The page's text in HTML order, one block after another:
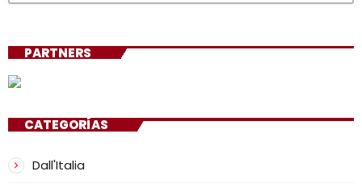
PARTNERS
CATEGORÍAS
Dall'Italia